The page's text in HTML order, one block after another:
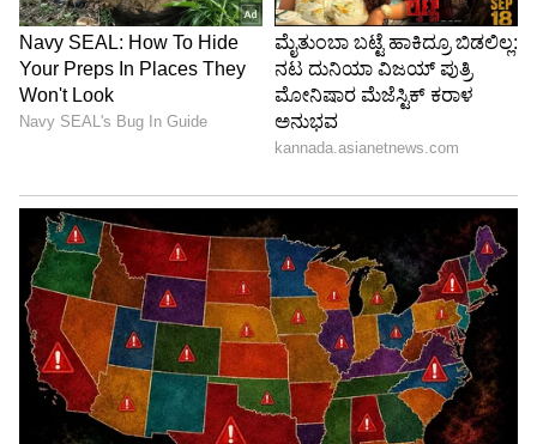
ಗಂಧದ ಗುಡಿ ಸೀರಿಯಲ್​ನಲ್ಲಿ ಲೀಡ್​ ರೋಲ್​ ಸಿಕ್ಕ ಕಾರಣ,
ಲಕ್ಷ್ಮೀ ನಿವಾಸ ಸೀರಿಯಲ್​​ ಬಿಟ್ಟರು.